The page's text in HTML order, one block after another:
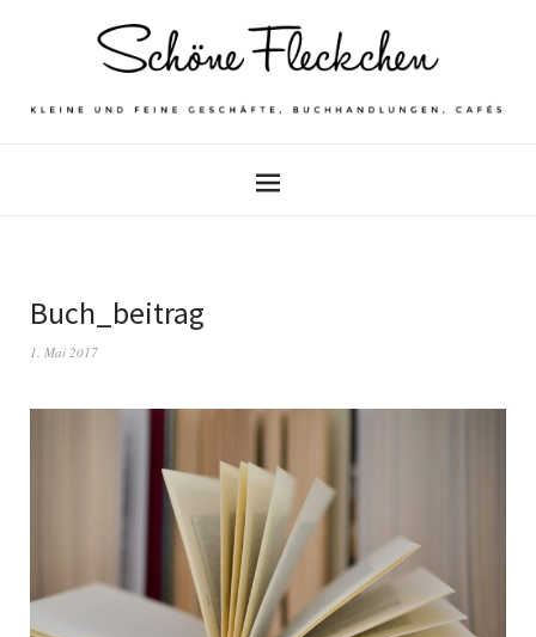
Buch_beitrag
1. Mai 2017